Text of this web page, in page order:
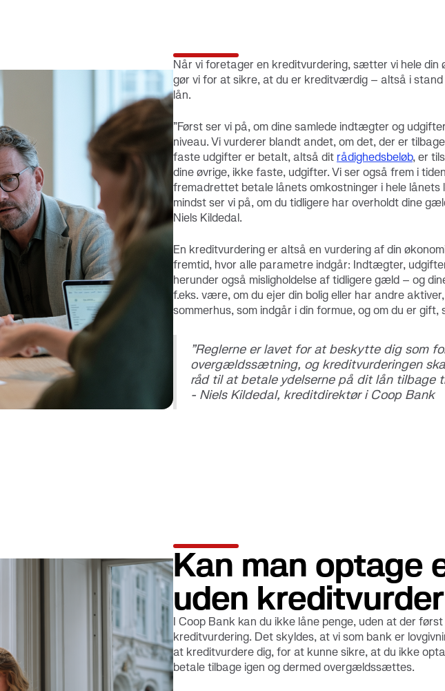
Når vi foretager en kreditvurdering, sætter vi hele din
gør vi for at sikre, at du er kreditværdig – altså i
lån.
”Først ser vi på, om dine samlede indtægter og
niveau. Vi vurderer blandt andet, om det, der er
faste udgifter er betalt, altså dit rådighedsbeløb, er
dine øvrige, ikke faste, udgifter. Vi ser også frem i
fremadrettet betale lånets omkostninger i hele lånets
mindst ser vi på, om du tidligere har overholdt dine
Niels Kildedal.
En kreditvurdering er altså en vurdering af din
fremtid, hvor alle parametre indgår: Indtægter,
herunder også misligholdelse af tidligere gæld – og
f.eks. være, om du ejer din bolig eller har andre
sommerhus, som indgår i din formue, og om du er gift,
”Reglerne er lavet for at beskytte dig som
overgældssætning, og kreditvurderingen
råd til at betale ydelserne på dit lån tilbage
- Niels Kildedal, kreditdirektør i Coop Bank
Kan man optage
uden
I Coop Bank kan du ikke låne penge, uden at der
kreditvurdering. Det skyldes, at vi som bank er
at kreditvurdere dig, for at kunne sikre, at du ikke
betale tilbage igen og dermed overgældssættes.